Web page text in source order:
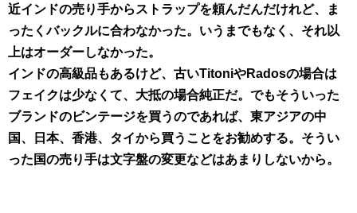
近インドの売り手からストラップを頼んだんだけれど、ま
ったくバックルに合わなかった。いうまでもなく、それ以
上はオーダーしなかった。
インドの高級品もあるけど、古いTitoniやRadosの場合は
フェイクは少なくて、大抵の場合純正だ。でもそういった
ブランドのビンテージを買うのであれば、東アジアの中
国、日本、香港、タイから買うことをお勧めする。そうい
った国の売り手は文字盤の変更などはあまりしないから。